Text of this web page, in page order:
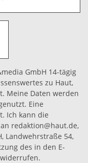
GmbH 14-tägig
zu Haut,
Meine Daten werden
Eine
Ich kann die
redaktion@haut.de,
Landwehrstraße 54,
des in den E-